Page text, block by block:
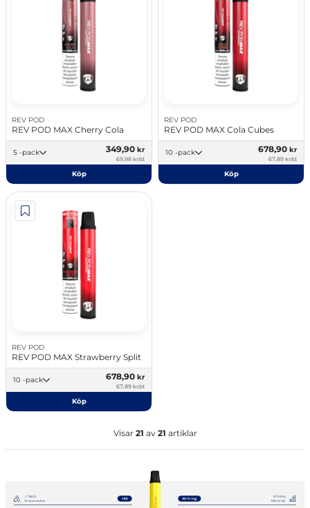
REV POD
REV POD MAX Cherry Cola
5 -pack 349,90 kr
69,98 kr/st
Köp
REV POD
REV POD MAX Cola Cubes
10 -pack 678,90 kr
67,89 kr/st
Köp
REV POD
REV POD MAX Strawberry Split
10 -pack 678,90 kr
67,89 kr/st
Köp
Visar 21 av 21 artiklar